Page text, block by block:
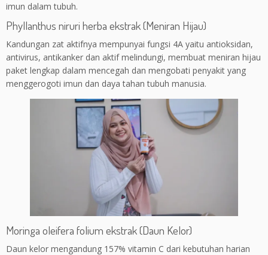
imun dalam tubuh.
Phyllanthus niruri herba ekstrak (Meniran Hijau)
Kandungan zat aktifnya mempunyai fungsi 4A yaitu antioksidan,
antivirus, antikanker dan aktif melindungi, membuat meniran hijau
paket lengkap dalam mencegah dan mengobati penyakit yang
menggerogoti imun dan daya tahan tubuh manusia.
Moringa oleifera folium ekstrak (Daun Kelor)
Daun kelor mengandung 157% vitamin C dari kebutuhan harian